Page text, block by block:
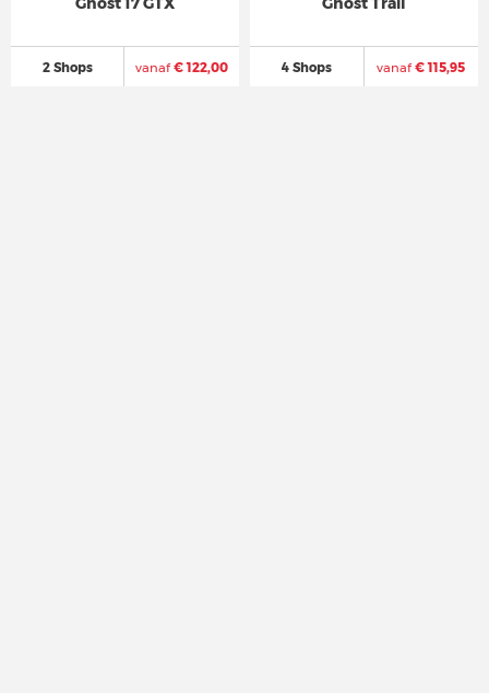
2 Shops vanaf€ 122,00 4 Shops vanaf€ 115,95